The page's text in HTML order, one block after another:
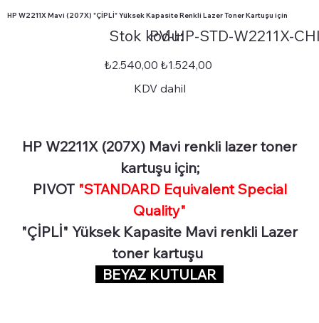
HP W2211X Mavi (207X) "ÇİPLİ" Yüksek Kapasite Renkli Lazer Toner Kartuşu için
Stok kodu:
kodu:
STD-
W2211X-
PV-HP-STD-W2211X-
Orijinal
fiyat
₺2.540,00 İndirimli
fiyat
₺1.524,00
KDV dahil
HP W2211X (207X) Mavi renkli lazer toner
kartuşu için;
PIVOT "STANDARD Equivalent Special
Quality"
"ÇİPLİ" Yüksek Kapasite Mavi renkli Lazer
toner kartuşu
BEYAZ KUTULAR